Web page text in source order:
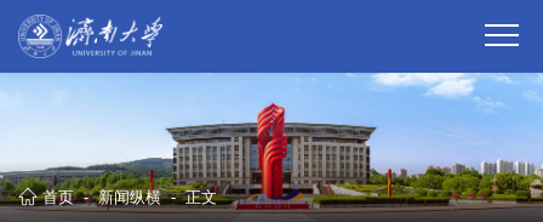
首页 - 新闻纵横 - 正文